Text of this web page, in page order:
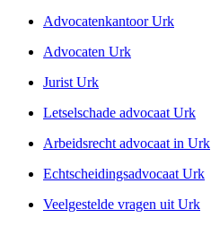
Advocatenkantoor Urk
Advocaten Urk
Jurist Urk
Letselschade advocaat Urk
Arbeidsrecht advocaat in Urk
Echtscheidingsadvocaat Urk
Veelgestelde vragen uit Urk